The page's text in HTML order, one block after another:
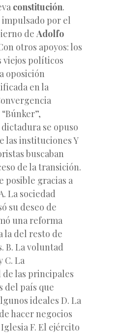
constitución.
impulsado por el
de Adolfo
otros apoyos: los
viejos políticos
oposición
en la
se opuso
las instituciones Y
buscaban
de la transición.
posible gracias a
La sociedad
su deseo de
una reforma
la del resto de
B. La voluntad
C. La
las principales
del país que
ideales D. La
hacer negocios
F. El ejército